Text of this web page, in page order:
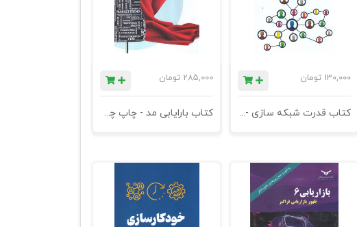
130,000 تومان
کتاب قدرت شبکه سازی - استراتژیهای کوچینگ برای ایجاد ارتباط
285,000 تومان
کتاب بارایابی مد - چاپ چهارم - چرا برندهای مد از بین میروند ؟ چگونه می توان آن ها را نجات داد